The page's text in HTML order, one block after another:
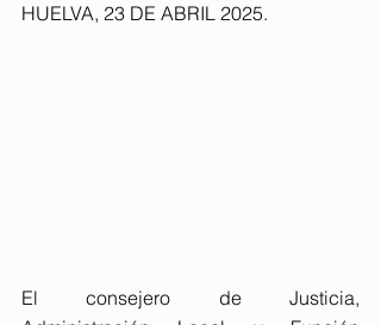
HUELVA, 23 DE ABRIL 2025.
El consejero de Justicia,